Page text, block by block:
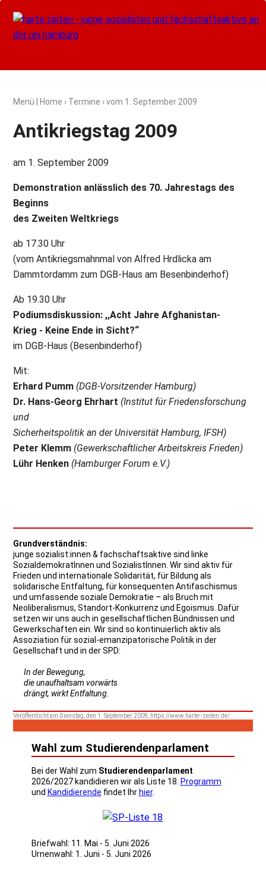
Menü Home › Termine › vom 1. September 2009
Antikriegstag 2009
am 1. September 2009
Demonstration anlässlich des 70. Jahrestags des
Beginns
des Zweiten Weltkriegs
ab 17.30 Uhr
(vom Antikriegsmahnmal von Alfred Hrdlicka am
Dammtordamm zum DGB-Haus am Besenbinderhof)
Ab 19.30 Uhr
Podiumsdiskussion: ,,Acht Jahre Afghanistan-
Krieg - Keine Ende in Sicht?“
im DGB-Haus (Besenbinderhof)
Mit:
Erhard Pumm (DGB-Vorsitzender Hamburg)
Dr. Hans-Georg Ehrhart (Institut für Friedensforschung
und
Sicherheitspolitik an der Universität Hamburg, IFSH)
Peter Klemm (Gewerkschaftlicher Arbeitskreis Frieden)
Lühr Henken (Hamburger Forum e.V.)
Grundverständnis:
junge sozialist:innen & fachschaftsaktive sind linke
SozialdemokratInnen und SozialistInnen. Wir sind aktiv für
Frieden und internationale Solidarität, für Bildung als
solidarische Entfaltung, für konsequenten Antifaschismus
und umfassende soziale Demokratie – als Bruch mit
Neoliberalismus, Standort-Konkurrenz und Egoismus. Dafür
setzen wir uns auch in gesellschaftlichen Bündnissen und
Gewerkschaften ein. Wir sind so kontinuierlich aktiv als
Assoziation für sozial-emanzipatorische Politik in der
Gesellschaft und in der SPD:
In der Bewegung,
die unaufhaltsam vorwärts
drängt, wirkt Entfaltung.
Veröffentlicht am Dienstag, den 1. September 2009, https://www.harte--zeiten.de/
Wahl zum Studierendenparlament
Bei der Wahl zum Studierendenparlament
2026/2027 kandidieren wir als Liste 18. Programm
und Kandidierende findet Ihr hier.
Briefwahl: 11. Mai - 5. Juni 2026
Urnenwahl: 1. Juni - 5. Juni 2026